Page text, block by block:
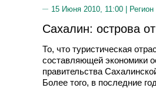
15 Июня 2010, 11:00 |
Сахалин: острова
То, что туристическая
составляющей экономики
правительства
Более того, в последние